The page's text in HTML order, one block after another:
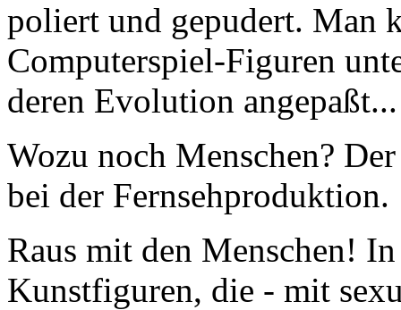
poliert und gepudert. Man
Computerspiel-Figuren
deren Evolution angepaßt...
Wozu noch Menschen?
bei der Fernsehproduktion.
Raus mit den Menschen!
Kunstfiguren, die - mit